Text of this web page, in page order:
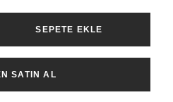
SEPETE EKLE
SATIN AL